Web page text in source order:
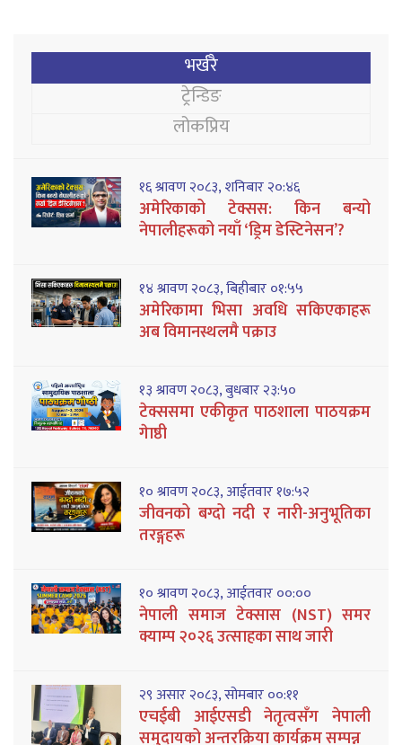
भर्खरै
ट्रेन्डिङ
लोकप्रिय
१६ श्रावण २०८३, शनिबार २०:४६
अमेरिकाको टेक्सस: किन बन्यो
नेपालीहरूको नयाँ ‘ड्रिम डेस्टिनेसन’?
१४ श्रावण २०८३, बिहीबार ०१:५५
अमेरिकामा भिसा अवधि सकिएकाहरू
अब विमानस्थलमै पक्राउ
१३ श्रावण २०८३, बुधबार २३:५०
टेक्ससमा एकीकृत पाठशाला पाठयक्रम
गेाष्ठी
१० श्रावण २०८३, आईतवार १७:५२
जीवनको बग्दो नदी र नारी-अनुभूतिका
तरङ्गहरू
१० श्रावण २०८३, आईतवार ००:००
नेपाली समाज टेक्सास (NST) समर
क्याम्प २०२६ उत्साहका साथ जारी
२९ असार २०८३, सोमबार ००:११
एचईबी आईएसडी नेतृत्वसँग नेपाली
समुदायको अन्तरक्रिया कार्यक्रम सम्पन्न